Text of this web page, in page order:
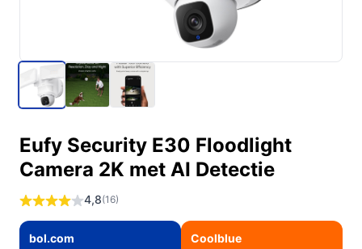
Eufy Security E30 Floodlight
Camera 2K met AI Detectie
4,8(16)
bol.com Coolblue